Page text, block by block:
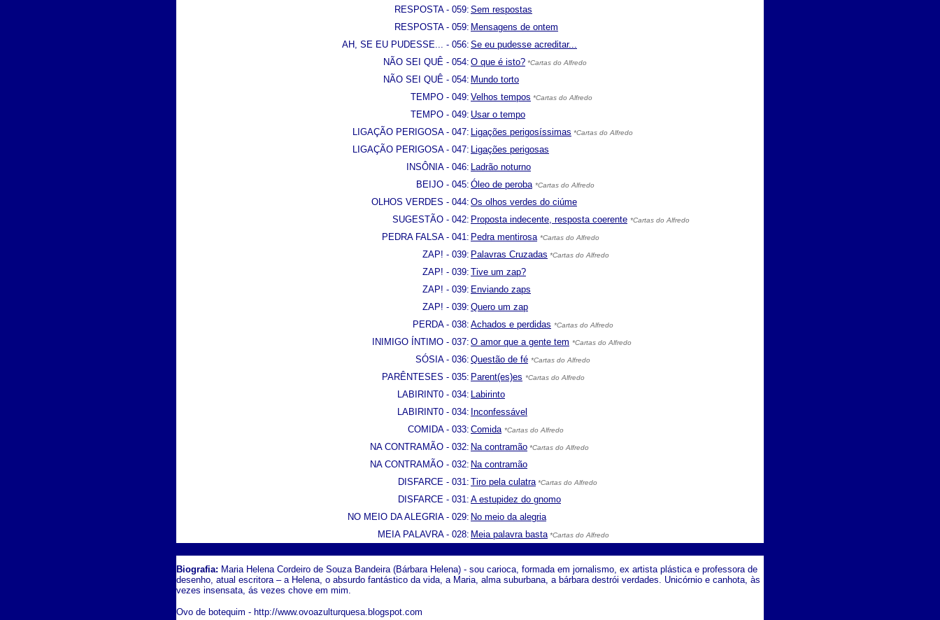
RESPOSTA - 059: Sem respostas
RESPOSTA - 059: Mensagens de ontem
AH, SE EU PUDESSE... - 056: Se eu pudesse acreditar...
NÃO SEI QUÊ - 054: O que é isto? *Cartas do Alfredo
NÃO SEI QUÊ - 054: Mundo torto
TEMPO - 049: Velhos tempos *Cartas do Alfredo
TEMPO - 049: Usar o tempo
LIGAÇÃO PERIGOSA - 047: Ligações perigosíssimas *Cartas do Alfredo
LIGAÇÃO PERIGOSA - 047: Ligações perigosas
INSÔNIA - 046: Ladrão noturno
BEIJO - 045: Óleo de peroba *Cartas do Alfredo
OLHOS VERDES - 044: Os olhos verdes do ciúme
SUGESTÃO - 042: Proposta indecente, resposta coerente *Cartas do Alfredo
PEDRA FALSA - 041: Pedra mentirosa *Cartas do Alfredo
ZAP! - 039: Palavras Cruzadas *Cartas do Alfredo
ZAP! - 039: Tive um zap?
ZAP! - 039: Enviando zaps
ZAP! - 039: Quero um zap
PERDA - 038: Achados e perdidas *Cartas do Alfredo
INIMIGO ÍNTIMO - 037: O amor que a gente tem *Cartas do Alfredo
SÓSIA - 036: Questão de fé *Cartas do Alfredo
PARÊNTESES - 035: Parent(es)es *Cartas do Alfredo
LABIRINT0 - 034: Labirinto
LABIRINT0 - 034: Inconfessável
COMIDA - 033: Comida *Cartas do Alfredo
NA CONTRAMÃO - 032: Na contramão *Cartas do Alfredo
NA CONTRAMÃO - 032: Na contramão
DISFARCE - 031: Tiro pela culatra *Cartas do Alfredo
DISFARCE - 031: A estupidez do gnomo
NO MEIO DA ALEGRIA - 029: No meio da alegria
MEIA PALAVRA - 028: Meia palavra basta *Cartas do Alfredo
Biografia: Maria Helena Cordeiro de Souza Bandeira (Bárbara Helena) - sou carioca, formada em jornalismo, ex artista plástica e professora de
desenho, atual escritora – a Helena, o absurdo fantástico da vida, a Maria, alma suburbana, a bárbara destrói verdades. Unicórnio e canhota, às
vezes insensata, ás vezes chove em mim.
Ovo de botequim - http://www.ovoazulturquesa.blogspot.com